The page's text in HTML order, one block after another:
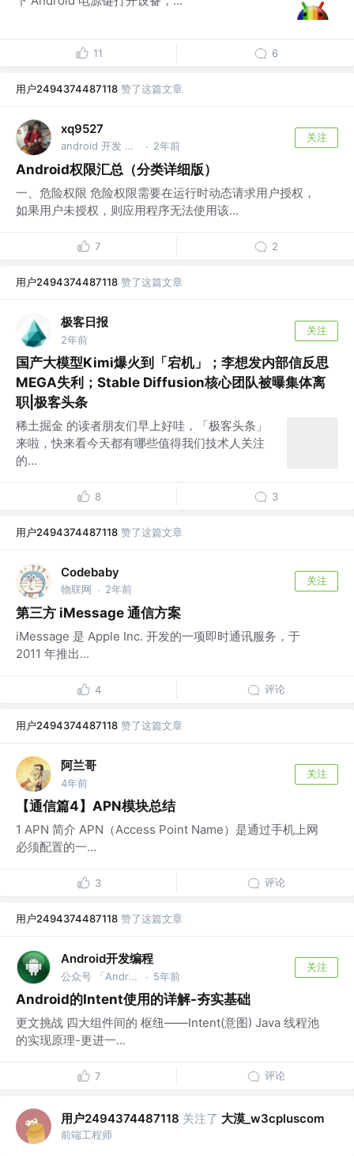
11 6
用户2494374487118 赞了这篇文章
xq9527
android 开发 @游戏公司 · 2年前
关注
Android权限汇总（分类详细版）
一、危险权限 危险权限需要在运行时动态请求用户授权，
如果用户未授权，则应用程序无法使用该...
7 2
用户2494374487118 赞了这篇文章
极客日报
2年前
关注
国产大模型Kimi爆火到「宕机」；李想发内部信反思
MEGA失利；Stable Diffusion核心团队被曝集体离
职|极客头条
稀土掘金 的读者朋友们早上好哇，「极客头条」
来啦，快来看今天都有哪些值得我们技术人关注
的...
8 3
用户2494374487118 赞了这篇文章
Codebaby
物联网 · 2年前
关注
第三方 iMessage 通信方案
iMessage 是 Apple Inc. 开发的一项即时通讯服务，于
2011 年推出...
4 评论
用户2494374487118 赞了这篇文章
阿兰哥
4年前
关注
【通信篇4】APN模块总结
1 APN 简介 APN（Access Point Name）是通过手机上网
必须配置的一...
3 评论
用户2494374487118 赞了这篇文章
Android开发编程
公众号 「Android开发编程」 · 5年前
关注
Android的Intent使用的详解-夯实基础
更文挑战 四大组件间的 枢纽——Intent(意图) Java 线程池
的实现原理-更进一...
7 评论
用户2494374487118 关注了 大漠_w3cpluscom
前端工程师